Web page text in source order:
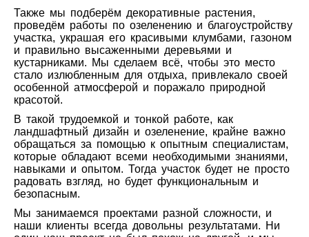
Также мы подберём декоративные растения,
проведём работы по озеленению и благоустройству
участка, украшая его красивыми клумбами, газоном
и правильно высаженными деревьями и
кустарниками. Мы сделаем всё, чтобы это место
стало излюбленным для отдыха, привлекало своей
особенной атмосферой и поражало природной
красотой.
В такой трудоемкой и тонкой работе, как
ландшафтный дизайн и озеленение, крайне важно
обращаться за помощью к опытным специалистам,
которые обладают всеми необходимыми знаниями,
навыками и опытом. Тогда участок будет не просто
радовать взгляд, но будет функциональным и
безопасным.
Мы занимаемся проектами разной сложности, и
наши клиенты всегда довольны результатами. Ни